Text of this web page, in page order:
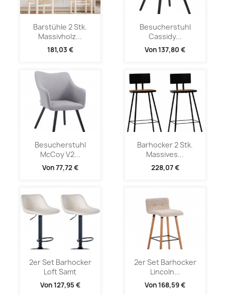
Barstühle 2 Stk.
Massivholz...
181,03 €
Besucherstuhl
Cassidy...
Von137,80 €
Besucherstuhl
McCoy V2...
Von77,72 €
Barhocker 2 Stk.
Massives...
228,07 €
2er Set Barhocker
Loft Samt
Von127,95 €
2er Set Barhocker
Lincoln...
Von168,59 €